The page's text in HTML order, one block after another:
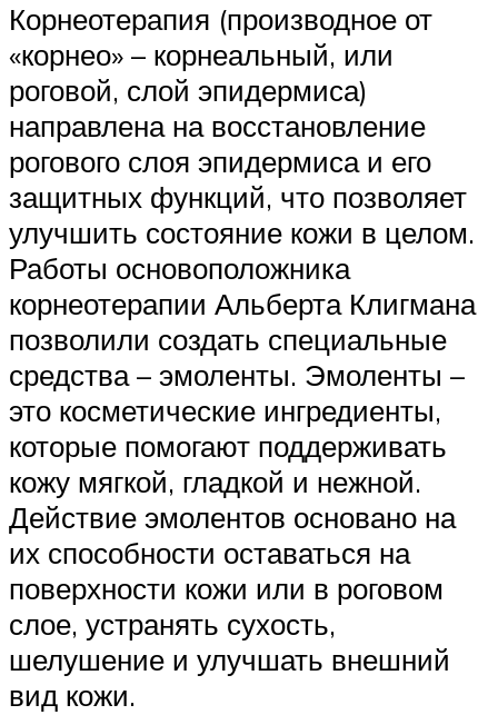
Корнеотерапия (производное от
«корнео» – корнеальный, или
роговой, слой эпидермиса)
направлена на восстановление
рогового слоя эпидермиса и его
защитных функций, что позволяет
улучшить состояние кожи в целом.
Работы основоположника
корнеотерапии Альберта Клигмана
позволили создать специальные
средства – эмоленты. Эмоленты –
это косметические ингредиенты,
которые помогают поддерживать
кожу мягкой, гладкой и нежной.
Действие эмолентов основано на
их способности оставаться на
поверхности кожи или в роговом
слое, устранять сухость,
шелушение и улучшать внешний
вид кожи.